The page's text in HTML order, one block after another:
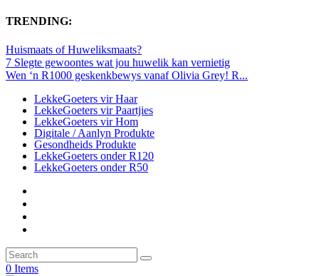
TRENDING:
Huismaats of Huweliksmaats?
7 Slegte gewoontes wat jou huwelik kan vernietig
Wen ‘n R1000 geskenkbewys vanaf Olivia Grey! R...
LekkeGoeters vir Haar
LekkeGoeters vir Paartjies
LekkeGoeters vir Hom
Digitale / Aanlyn Produkte
Gesondheids Produkte
LekkeGoeters onder R120
LekkeGoeters onder R50
0 Items